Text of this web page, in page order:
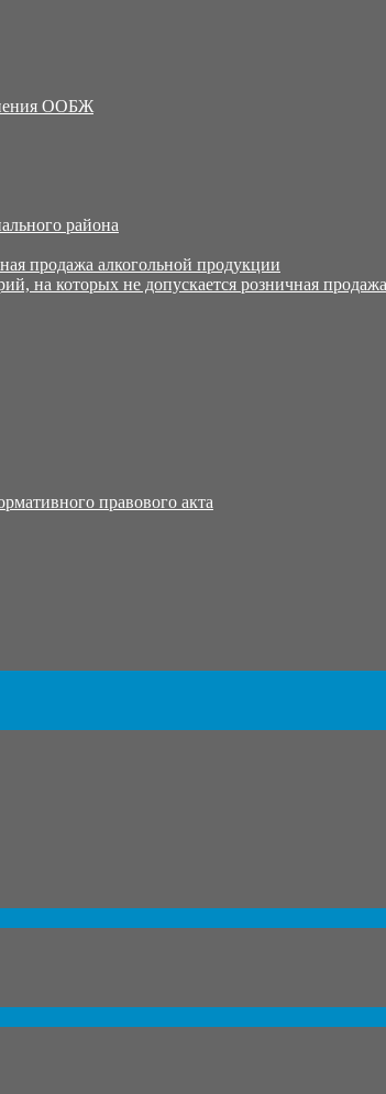
ООБЖ
района
продажа алкогольной продукции
на которых не допускается розничная
правового акта